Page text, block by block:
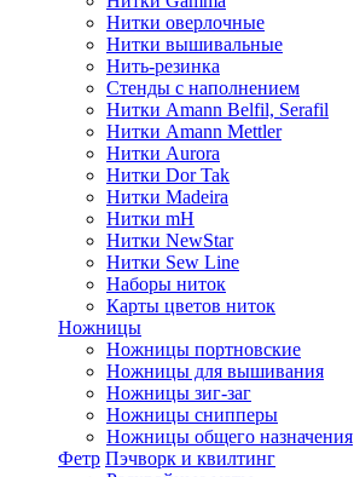
Нитки оверлочные
Нитки вышивальные
Нить-резинка
Стенды с наполнением
Нитки Amann Belfil, Serafil
Нитки Amann Mettler
Нитки Aurora
Нитки Dor Tak
Нитки Madeira
Нитки mH
Нитки NewStar
Нитки Sew Line
Наборы ниток
Карты цветов ниток
Ножницы
Ножницы портновские
Ножницы для вышивания
Ножницы зиг-заг
Ножницы снипперы
Ножницы общего назначения
Фетр Пэчворк и квилтинг